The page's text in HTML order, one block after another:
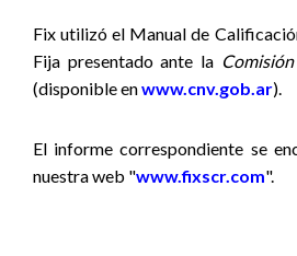
Fix utilizó el Manual de
Fija presentado ante la
(disponible enwww.cnv.gob.ar).
El informe correspondiente se
nuestra web "www.fixscr.com".